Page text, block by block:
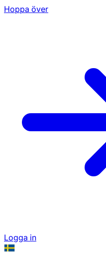
Hoppa över
Logga in